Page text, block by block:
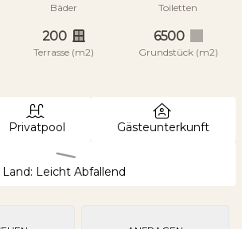
Bäder Toiletten
200
Terrasse (m2)
6500
Grundstück (m2)
Privatpool Gästeunterkunft
Land: Leicht Abfallend